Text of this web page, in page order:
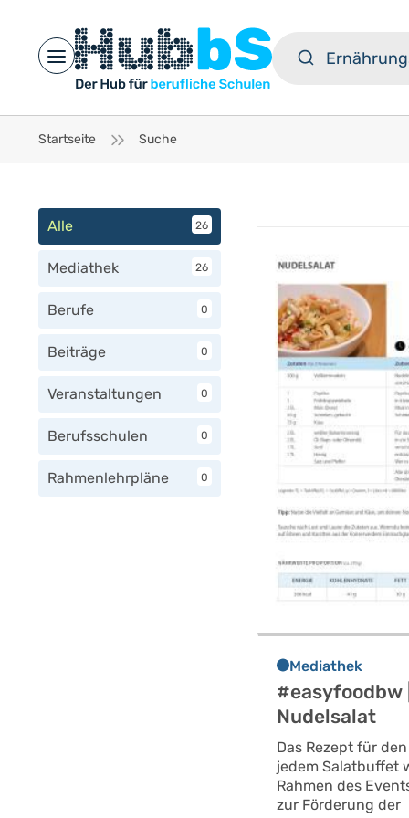
Open main menu
Startseite Suche
Alle 26
Mediathek 26
Berufe 0
Beiträge 0
Veranstaltungen 0
Berufsschulen 0
Rahmenlehrpläne 0
Mediathek
#easyfoodbw
Nudelsalat
Das Rezept für
jedem Salatbuffet
Rahmen des
zur Förderung der